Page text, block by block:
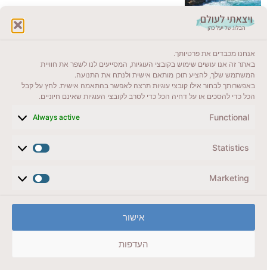
אנחנו מכבדים את פרטיותך.
באתר זה אנו עושים שימוש בקובצי העוגיות, המסייעים לנו לשפר את חוויית
המשתמש שלך, להציע תוכן מותאם אישית ולנתח את התנועה.
באפשרותך לבחור אילו קובצי עוגיות תרצה לאפשר בהתאמה אישית. לחץ על קבל
הכל כדי להסכים או על דחיה הכל כדי לסרב לקובצי העוגיות שאינם חיוניים.
Functional
Always active
Statistics
Marketing
אישור
העדפות
ייעדים מומלצים
מדריכים ועזרים
לשליחת הודעת וואטסאפ
veyatsati.laolam@gmail.com
מדיניות פרטיות // תנאי שימוש באתר